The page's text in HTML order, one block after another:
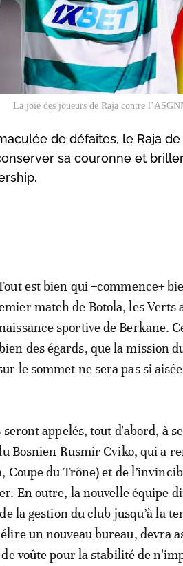
La joie des joueurs de Raja contre
de défaites, le Raja de
sa couronne et
est bien qui +commence+
match de Botola, les Verts
sportive de Berkane.
des égards, que la mission
le sommet ne sera pas si
appelés, tout d'abord, à
Bosnien Rusmir Cviko, qui a
Coupe du Trône) et de
En outre, la nouvelle équipe
la gestion du club jusqu’à la
un nouveau bureau, devra
voûte pour la stabilité de